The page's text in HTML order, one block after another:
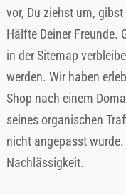
vor, Du ziehst um,
Hälfte Deiner Freunde.
in der Sitemap
werden. Wir haben
Shop nach einem
seines organischen
nicht angepasst
Nachlässigkeit.